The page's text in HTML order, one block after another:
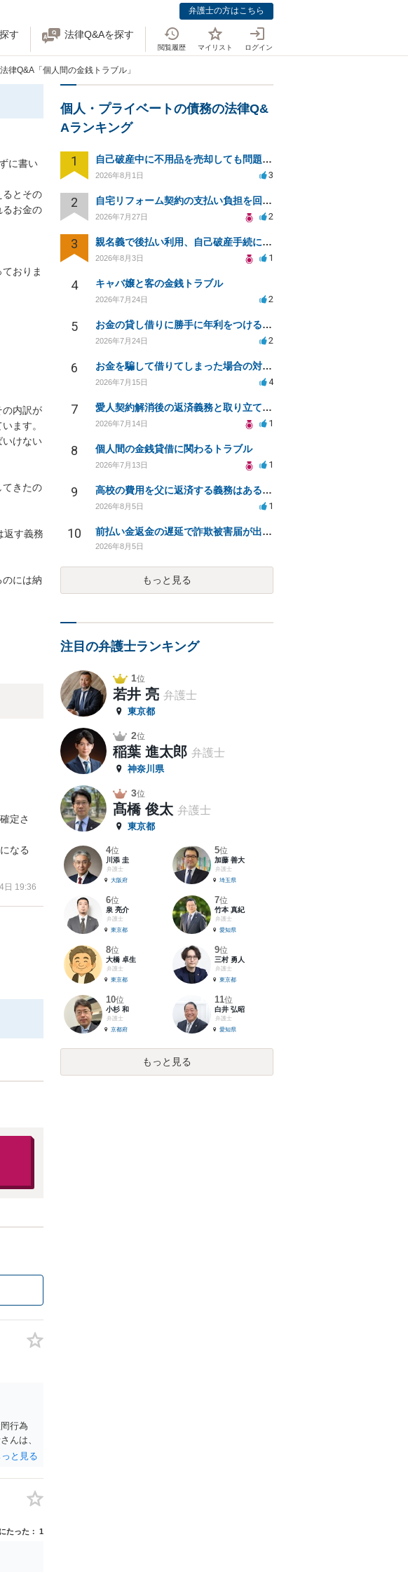
弁護士の方はこちら
す 法律Q&Aを探す
閲覧履歴 マイリスト ログイン
法律Q&A「個人間の金銭トラブル」
に書い
るとその
るお金の
おりま
の内訳が
ます。
いけない
てきたの
返す義務
には納
定さ
なる
日 19:36
行為
んは、
無く罪
んと返
いのは
たった 1
個人・プライベートの債務の法律Q&
Aランキング
1 自己破産中に不用品を売却しても問題ないか？
2026年8月1日 3
2 自宅リフォーム契約の支払い負担を回避する方法は？
2026年7月27日 2
3 親名義で後払い利用、自己破産手続に影響はあるか？
2026年8月3日 1
4 キャバ嬢と客の金銭トラブル
2026年7月24日 2
5 お金の貸し借りに勝手に年利をつけるのはどうなのか
2026年7月24日 2
6 お金を騙して借りてしまった場合の対処法と今後の対応策
2026年7月15日 4
7 愛人契約解消後の返済義務と取り立て行為の合法性は？
2026年7月14日 1
8 個人間の金銭貸借に関わるトラブル
2026年7月13日 1
9 高校の費用を父に返済する義務はあるのか？
2026年8月5日 1
10 前払い金返金の遅延で詐欺被害届が出された場合の対応方法は？
2026年8月5日
もっと見る
注目の弁護士ランキング
1位
若井 亮 弁護士
東京都
2位
稲葉 進太郎 弁護士
神奈川県
3位
髙橋 俊太 弁護士
東京都
4位
川添 圭
弁護士
大阪府
5位
加藤 善大
弁護士
埼玉県
6位
泉 亮介
弁護士
東京都
7位
竹本 真紀
弁護士
愛知県
8位
大橋 卓生
弁護士
東京都
9位
三村 勇人
弁護士
東京都
10位
小杉 和
弁護士
京都府
11位
白井 弘昭
弁護士
愛知県
もっと見る